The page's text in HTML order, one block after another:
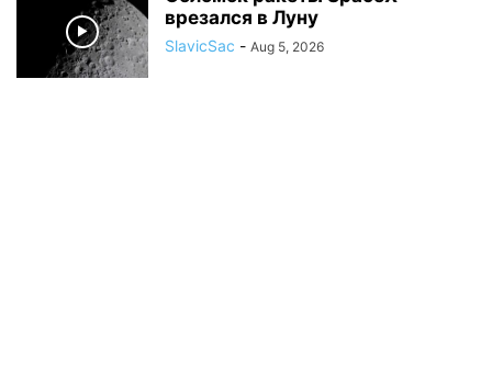
врезался в Луну
SlavicSac - Aug 5, 2026